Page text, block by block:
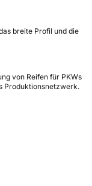
breite Profil und die
von Reifen für PKWs
Produktionsnetzwerk.